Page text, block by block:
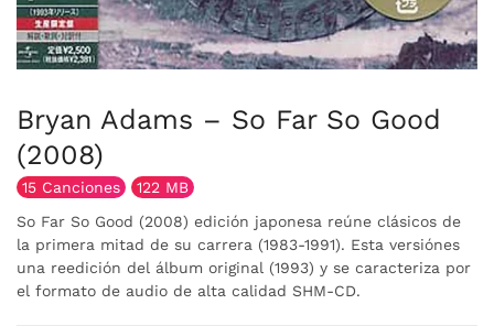
Bryan Adams – So Far So Good
(2008)
15 Canciones
122 MB
So Far So Good (2008) edición japonesa reúne clásicos de
la primera mitad de su carrera (1983-1991). Esta versiónes
una reedición del álbum original (1993) y se caracteriza por
el formato de audio de alta calidad SHM-CD.